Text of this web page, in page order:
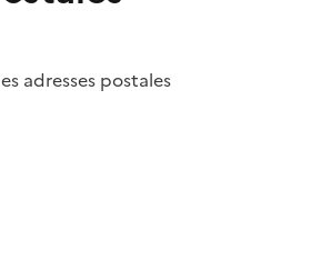
adresses postales